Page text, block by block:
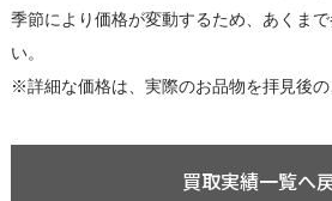
季節により価格が変動するため、あくま
い。
※詳細な価格は、実際のお品物を拝見後の
買取実績一覧へ